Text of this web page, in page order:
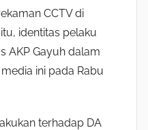
CCTV di
identitas pelaku
AKP Gayuh dalam
ini pada Rabu
terhadap DA